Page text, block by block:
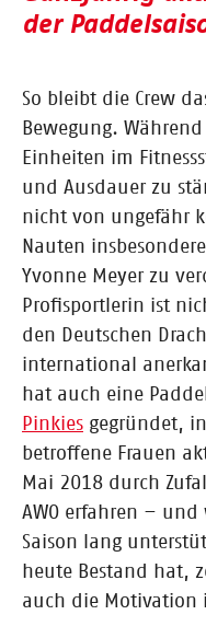
der
So bleibt die Crew
Bewegung.
Einheiten im
und Ausdauer zu
nicht von ungefähr
Nauten
Yvonne Meyer zu
Profisportlerin ist
den Deutschen
international
hat auch eine
Pinkies gegründet,
betroffene Frauen
Mai 2018 durch
AWO erfahren –
Saison lang
heute Bestand hat,
auch die Motivation